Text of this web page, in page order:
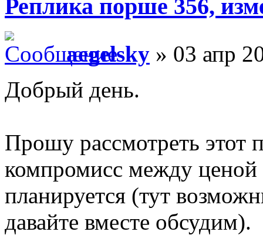
Реплика порше 356,
aegelsky » 03 апр
Добрый день.
Прошу рассмотреть этот
компромисс между ценой
планируется (тут
давайте вместе обсудим).